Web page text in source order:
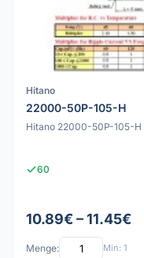
Hitano
22000-50P-105-H
Hitano 22000-50P-105-
60
10.89€ – 11.45€
Menge: Min: 1